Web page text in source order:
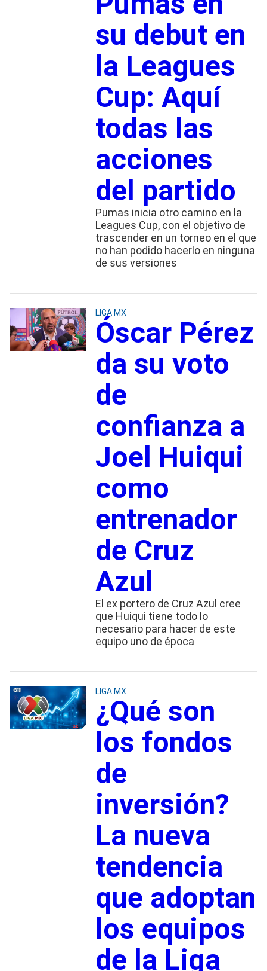
su debut en
la Leagues
Cup: Aquí
todas las
acciones
del partido
Pumas inicia otro camino en la
Leagues Cup, con el objetivo de
trascender en un torneo en el que
no han podido hacerlo en ninguna
de sus versiones
LIGA MX
Óscar Pérez
da su voto
de
confianza a
Joel Huiqui
como
entrenador
de Cruz
Azul
El ex portero de Cruz Azul cree
que Huiqui tiene todo lo
necesario para hacer de este
equipo uno de época
LIGA MX
¿Qué son
los fondos
de
inversión?
La nueva
tendencia
que adoptan
los equipos
de la Liga